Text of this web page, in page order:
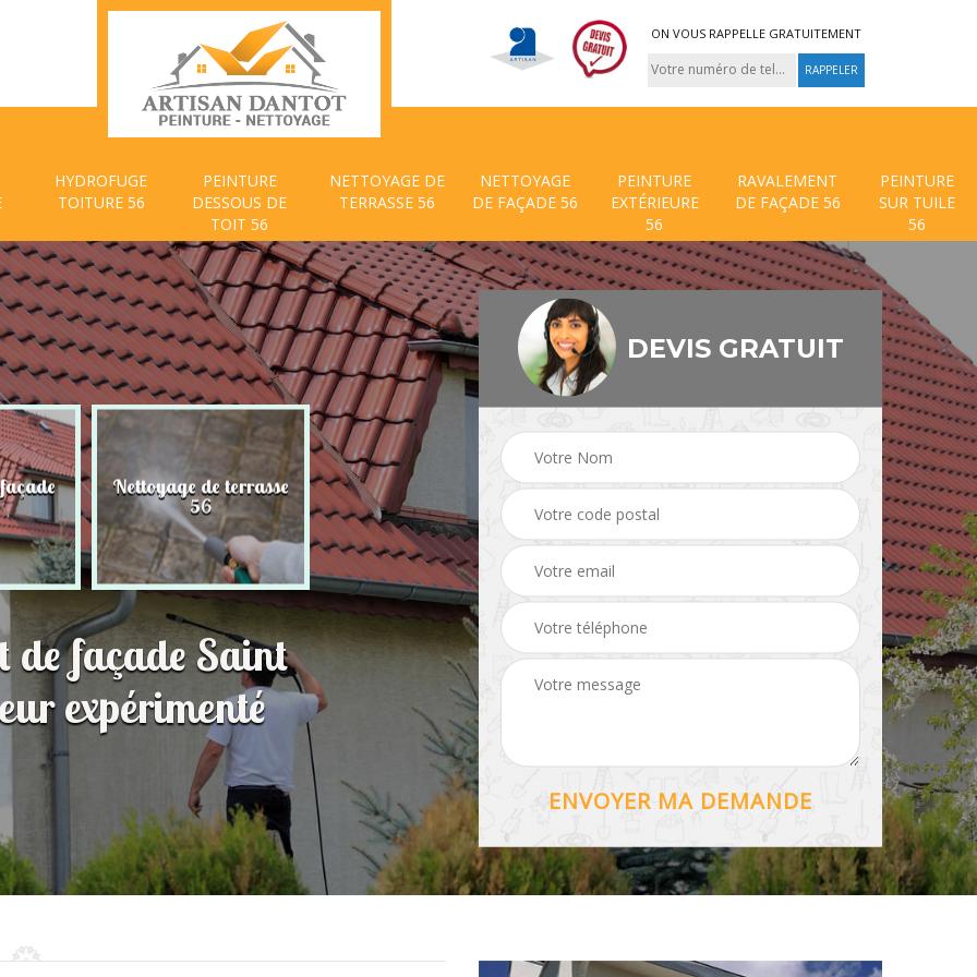
ON VOUS RAPPELLE GRATUITEMENT
HYDROFUGE
TOITURE 56
PEINTURE
DESSOUS DE
TOIT 56
NETTOYAGE DE
TERRASSE 56
NETTOYAGE
DE FAÇADE 56
PEINTURE
EXTÉRIEURE
56
RAVALEMENT
DE FAÇADE 56
PEINTURE
SUR TUILE
56
Nettoyage de terrasse
56
Peinture dessous de
toit 56 Hydrofuge toiture 56 Traitement anti
56
de façade Saint
expérimenté
DEVIS GRATUIT